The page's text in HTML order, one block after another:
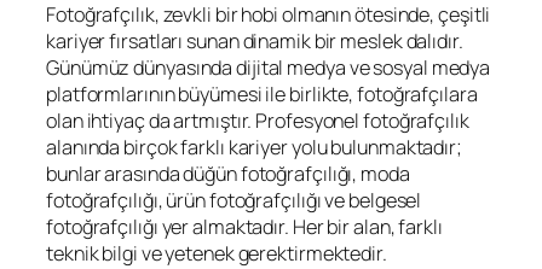
Fotoğrafçılık, zevkli bir hobi olmanın ötesinde, çeşitli
kariyer fırsatları sunan dinamik bir meslek dalıdır.
Günümüz dünyasında dijital medya ve sosyal medya
platformlarının büyümesi ile birlikte, fotoğrafçılara
olan ihtiyaç da artmıştır. Profesyonel fotoğrafçılık
alanında birçok farklı kariyer yolu bulunmaktadır;
bunlar arasında düğün fotoğrafçılığı, moda
fotoğrafçılığı, ürün fotoğrafçılığı ve belgesel
fotoğrafçılığı yer almaktadır. Her bir alan, farklı
teknik bilgi ve yetenek gerektirmektedir.